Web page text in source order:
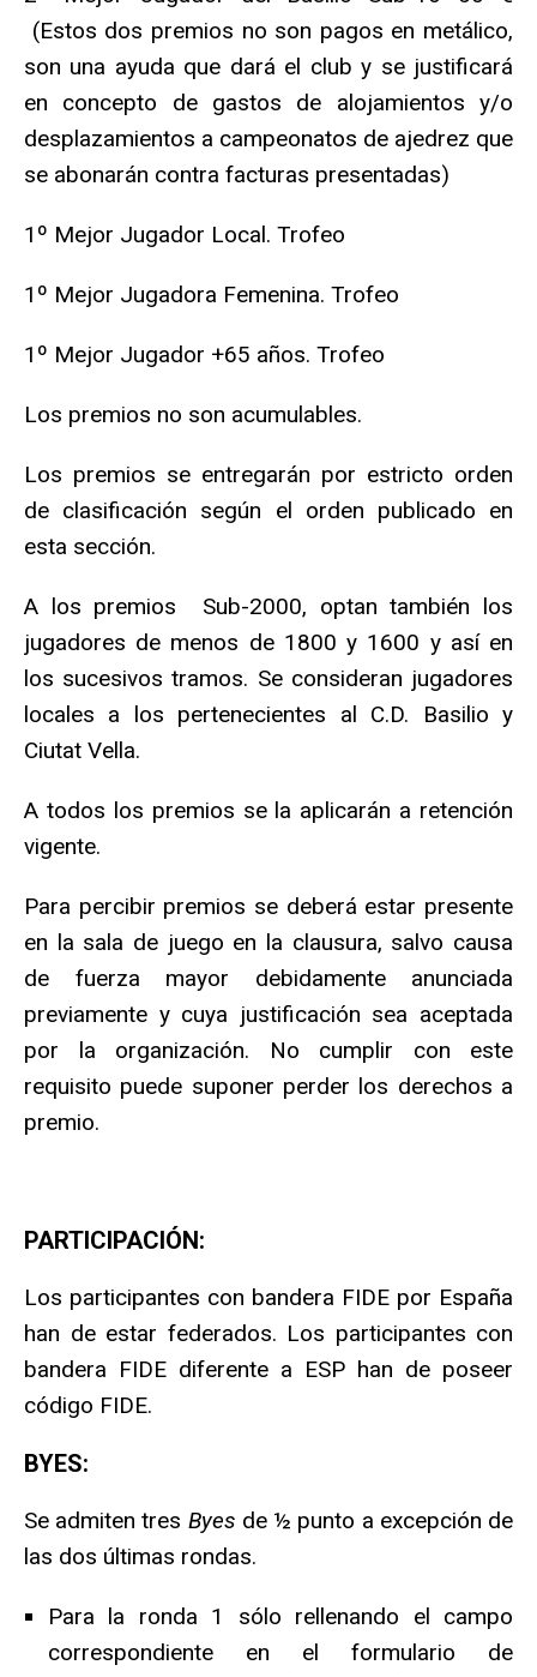
(Estos dos premios no son pagos en metálico,
son una ayuda que dará el club y se justificará
en concepto de gastos de alojamientos y/o
desplazamientos a campeonatos de ajedrez que
se abonarán contra facturas presentadas)
1º Mejor Jugador Local. Trofeo
1º Mejor Jugadora Femenina. Trofeo
1º Mejor Jugador +65 años. Trofeo
Los premios no son acumulables.
Los premios se entregarán por estricto orden
de clasificación según el orden publicado en
esta sección.
A los premios Sub-2000, optan también los
jugadores de menos de 1800 y 1600 y así en
los sucesivos tramos. Se consideran jugadores
locales a los pertenecientes al C.D. Basilio y
Ciutat Vella.
A todos los premios se la aplicarán a retención
vigente.
Para percibir premios se deberá estar presente
en la sala de juego en la clausura, salvo causa
de fuerza mayor debidamente anunciada
previamente y cuya justificación sea aceptada
por la organización. No cumplir con este
requisito puede suponer perder los derechos a
premio.
PARTICIPACIÓN:
Los participantes con bandera FIDE por España
han de estar federados. Los participantes con
bandera FIDE diferente a ESP han de poseer
código FIDE.
BYES:
Se admiten tres Byes de ½ punto a excepción de
las dos últimas rondas.
Para la ronda 1 sólo rellenando el campo
correspondiente en el formulario de